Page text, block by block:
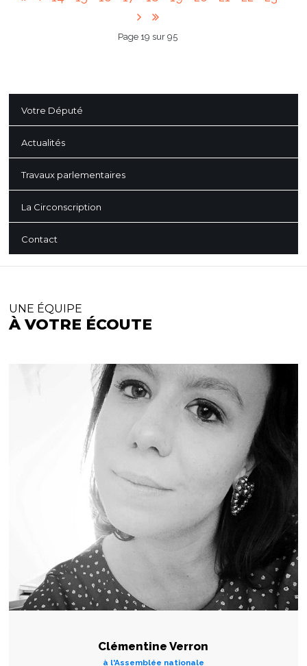
Page 19 sur 95
Votre Député
Actualités
Travaux parlementaires
La Circonscription
Contact
UNE ÉQUIPE
À VOTRE ÉCOUTE
Clémentine Verron
à l'Assemblée nationale